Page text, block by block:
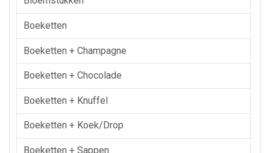
Boeketten
Boeketten + Champagne
Boeketten + Chocolade
Boeketten + Knuffel
Boeketten + Koek/drop
Boeketten + Sappen